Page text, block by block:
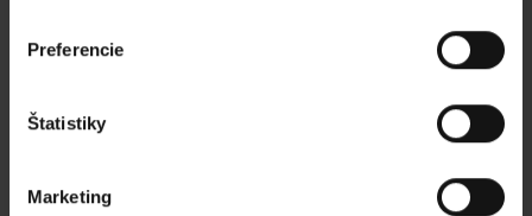
Preferencie
Štatistiky
Marketing
Liptovská Osada
Liptovská Osada